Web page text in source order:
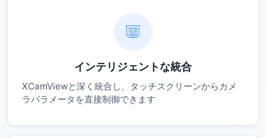
インテリジェントな統合
XCamViewと深く統合し、タッチスクリーンからカメ
ラパラメータを直接制御できます